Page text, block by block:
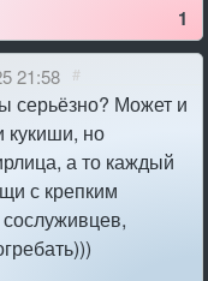
1
21:58 #
серьёзно? Может и
но
а то каждый
с крепким